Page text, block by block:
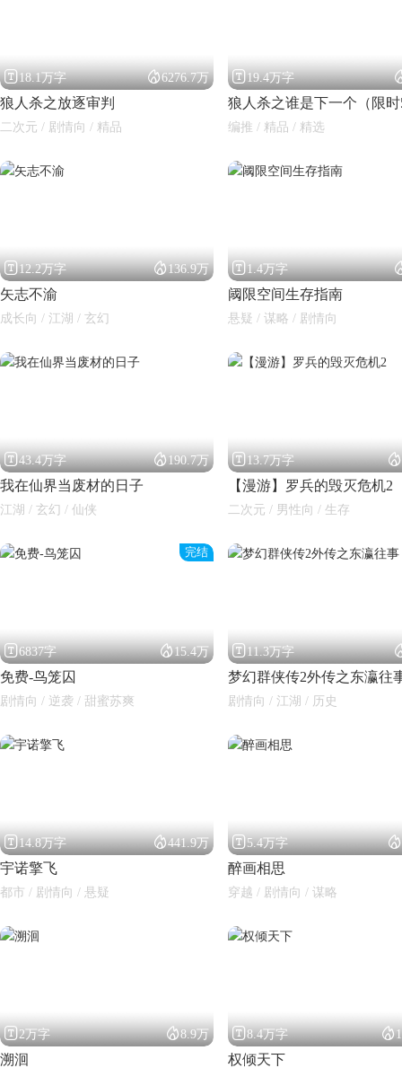
18.1万字 6276.7万
狼人杀之放逐审判
二次元 / 剧情向 / 精品
19.4万字
狼人杀之谁是下一个（限
编推 / 精品 / 精选
12.2万字 136.9万
矢志不渝
成长向 / 江湖 / 玄幻
1.4万字
阈限空间生存指南
悬疑 / 谋略 / 剧情向
43.4万字 190.7万
我在仙界当废材的日子
江湖 / 玄幻 / 仙侠
13.7万字 
【漫游】罗兵的毁灭危机2
二次元 / 男性向 / 生存
完结
6837字 15.4万
免费-鸟笼囚
剧情向 / 逆袭 / 甜蜜苏爽
11.3万字
梦幻群侠传2外传之东瀛往
剧情向 / 江湖 / 历史
14.8万字 441.9万
宇诺擎飞
都市 / 剧情向 / 悬疑
5.4万字 
醉画相思
穿越 / 剧情向 / 谋略
2万字 8.9万
溯洄
8.4万字 
权倾天下